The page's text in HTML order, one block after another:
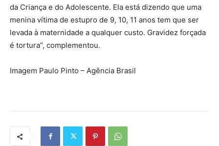
da Criança e do Adolescente. Ela está dizendo que uma
menina vítima de estupro de 9, 10, 11 anos tem que ser
levada à maternidade a qualquer custo. Gravidez forçada
é tortura”, complementou.
Imagem Paulo Pinto – Agência Brasil